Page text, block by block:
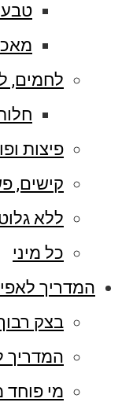
לחמים,
פיצות
קישים,
ללא
כל מיני
המדריך
בצק
המדריך
מי